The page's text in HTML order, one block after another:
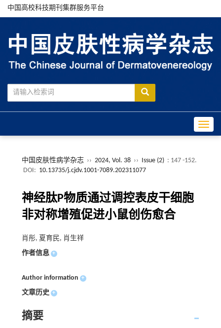
中国高校科技期刊集群服务平台
中国皮肤性病学杂志 ›› 2024, Vol. 38 ›› Issue (2) : 147 -152.
DOI: 10.13735/j.cjdv.1001-7089.202311077
神经肽P物质通过调控表皮干细胞
非对称增殖促进小鼠创伤愈合
肖彤, 夏育民, 肖生祥
作者信息 +
Author information +
文章历史 +
摘要